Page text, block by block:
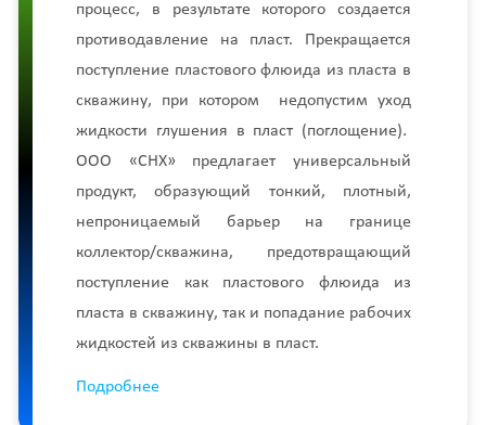
процесс, в результате которого создается
противодавление на пласт. Прекращается
поступление пластового флюида из пласта в
скважину, при котором недопустим уход
жидкости глушения в пласт (поглощение).
ООО «СНХ» предлагает универсальный
продукт, образующий тонкий, плотный,
непроницаемый барьер на границе
коллектор/скважина, предотвращающий
поступление как пластового флюида из
пласта в скважину, так и попадание рабочих
жидкостей из скважины в пласт.
Подробнее